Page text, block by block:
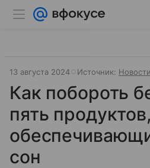
13 августа 2024 Источник:
Как побороть
пять продуктов,
сон